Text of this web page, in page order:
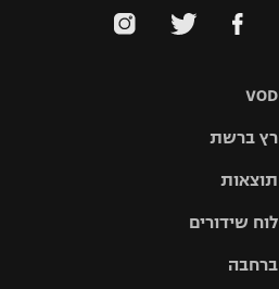
VOD
רץ ברשת
תוצאות
לוח שידורים
ברחבה